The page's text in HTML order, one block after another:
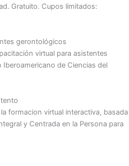
Gratuito. Cupos limitados:
virtual para asistentes
de Ciencias del
formacion virtual interactiva, basada
y Centrada en la Persona para